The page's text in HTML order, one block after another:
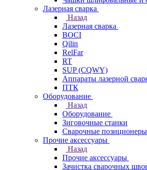
Лазерная сварка
Назад
Лазерная сварка
BOCI
Qilin
RelFar
RT
SUP (CQWY)
Аппараты лазерной
ПТК
Оборудование
Назад
Оборудование
Зиговочные станки
Сварочные позиционеры
Прочие аксессуары
Назад
Прочие аксессуары
Зачистка сварочных